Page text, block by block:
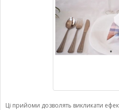
Ці прийоми дозволять викликати